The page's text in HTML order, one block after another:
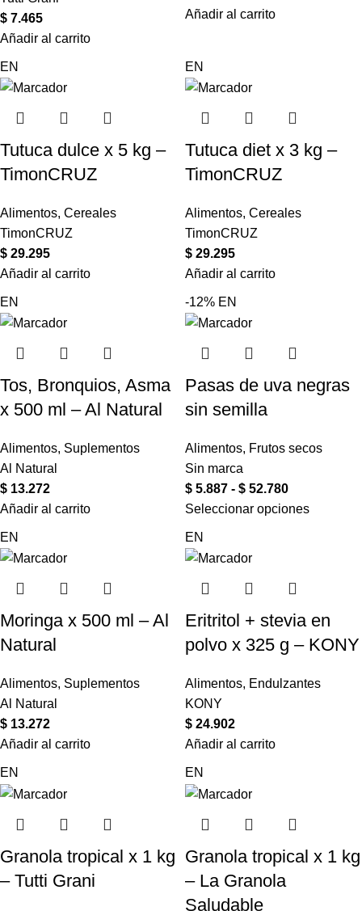
$ 7.465
Añadir al carrito
Añadir al carrito
EN
Tutuca dulce x 5 kg –
TimonCRUZ
Alimentos, Cereales
TimonCRUZ
$ 29.295
Añadir al carrito
EN
Tutuca diet x 3 kg –
TimonCRUZ
Alimentos, Cereales
TimonCRUZ
$ 29.295
Añadir al carrito
EN
Tos, Bronquios, Asma
x 500 ml – Al Natural
Alimentos, Suplementos
Al Natural
$ 13.272
Añadir al carrito
-12% EN
Pasas de uva negras
sin semilla
Alimentos, Frutos secos
Sin marca
$ 5.887 - $ 52.780
Seleccionar opciones
EN
Moringa x 500 ml – Al
Natural
Alimentos, Suplementos
Al Natural
$ 13.272
Añadir al carrito
EN
Eritritol + stevia en
polvo x 325 g – KONY
Alimentos, Endulzantes
KONY
$ 24.902
Añadir al carrito
EN
Granola tropical x 1 kg
– Tutti Grani
EN
Granola tropical x 1 kg
– La Granola
Saludable